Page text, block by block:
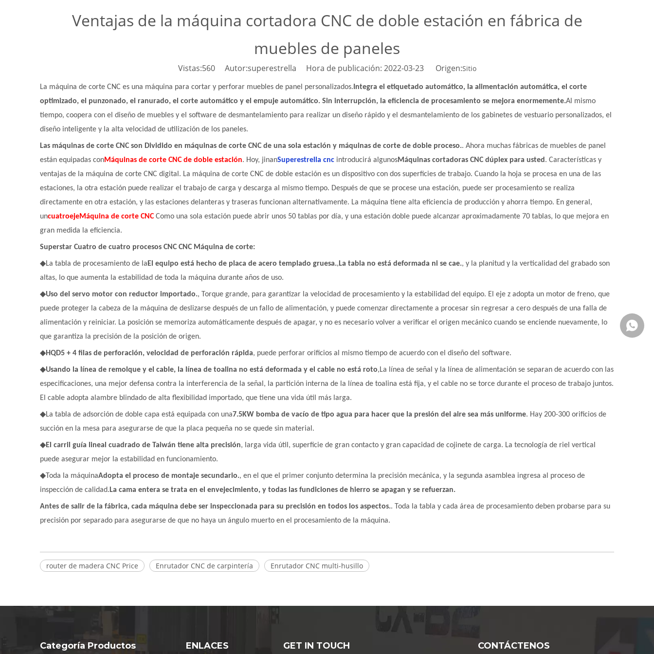
Ventajas de la máquina cortadora CNC de doble estación en fábrica de
muebles de paneles
Vistas:560Autor:superestrella Hora de publicación: 2022-03-23 Origen:Sitio
La máquina de corte CNC es una máquina para cortar y perforar muebles de panel personalizados. Integra el etiquetado automático, la alimentación automática, el corte
optimizado, el punzonado, el ranurado, el corte automático y el empuje automático. Sin interrupción, la eficiencia de procesamiento se mejora enormemente.Al mismo
tiempo, coopera con el diseño de muebles y el software de desmantelamiento para realizar un diseño rápido y el desmantelamiento de los gabinetes de vestuario personalizados, el
diseño inteligente y la alta velocidad de utilización de los paneles.
Las máquinas de corte CNC son Dividido en máquinas de corte CNC de una sola estación y máquinas de corte de doble proceso.. Ahora muchas fábricas de muebles de panel
están equipadas conMáquinas de corte CNC de doble estación. Hoy, jinanSuperestrella cnc introducirá algunosMáquinas cortadoras CNC dúplex para usted . Características y
ventajas de la máquina de corte CNC digital. La máquina de corte CNC de doble estación es un dispositivo con dos superficies de trabajo. Cuando la hoja se procesa en una de las
estaciones, la otra estación puede realizar el trabajo de carga y descarga al mismo tiempo. Después de que se procese una estación, puede ser procesamiento se realiza
directamente en otra estación, y las estaciones delanteras y traseras funcionan alternativamente. La máquina tiene alta eficiencia de producción y ahorra tiempo. En general,
uncuatroejeMáquina de corte CNC Como una sola estación puede abrir unos 50 tablas por día, y una estación doble puede alcanzar aproximadamente 70 tablas, lo que mejora en
gran medida la eficiencia.
Superstar Cuatro de cuatro procesos CNC CNC Máquina de corte:
◆La tabla de procesamiento de la El equipo está hecho de placa de acero templado gruesa., La tabla no está deformada ni se cae., y la planitud y la verticalidad del grabado son
altas, lo que aumenta la estabilidad de toda la máquina durante años de uso.
◆Uso del servo motor con reductor importado., Torque grande, para garantizar la velocidad de procesamiento y la estabilidad del equipo. El eje z adopta un motor de freno, que
puede proteger la cabeza de la máquina de deslizarse después de un fallo de alimentación, y puede comenzar directamente a procesar sin regresar a cero después de una falla de
alimentación y reiniciar. La posición se memoriza automáticamente después de apagar, y no es necesario volver a verificar el origen mecánico cuando se enciende nuevamente, lo
que garantiza la precisión de la posición de origen.
◆HQD5 + 4 filas de perforación, velocidad de perforación rápida, puede perforar orificios al mismo tiempo de acuerdo con el diseño del software.
◆Usando la línea de remolque y el cable, la línea de toalina no está deformada y el cable no está roto,La línea de señal y la línea de alimentación se separan de acuerdo con las
especificaciones, una mejor defensa contra la interferencia de la señal, la partición interna de la línea de toalina está fija, y el cable no se torce durante el proceso de trabajo juntos.
El cable adopta alambre blindado de alta flexibilidad importado, que tiene una vida útil más larga.
◆La tabla de adsorción de doble capa está equipada con una7.5KW bomba de vacío de tipo agua para hacer que la presión del aire sea más uniforme. Hay 200-300 orificios de
succión en la mesa para asegurarse de que la placa pequeña no se quede sin material.
◆El carril guía lineal cuadrado de Taiwán tiene alta precisión, larga vida útil, superficie de gran contacto y gran capacidad de cojinete de carga. La tecnología de riel vertical
puede asegurar mejor la estabilidad en funcionamiento.
◆ Toda la máquinaAdopta el proceso de montaje secundario., en el que el primer conjunto determina la precisión mecánica, y la segunda asamblea ingresa al proceso de
inspección de calidad. La cama entera se trata en el envejecimiento, y todas las fundiciones de hierro se apagan y se refuerzan.
Antes de salir de la fábrica, cada máquina debe ser inspeccionada para su precisión en todos los aspectos.. Toda la tabla y cada área de procesamiento deben probarse para su
precisión por separado para asegurarse de que no haya un ángulo muerto en el procesamiento de la máquina.
router de madera CNC Price Enrutador CNC de carpintería Enrutador CNC multi-husillo
Categoría Productos ENLACES GET IN TOUCH CONTÁCTENOS